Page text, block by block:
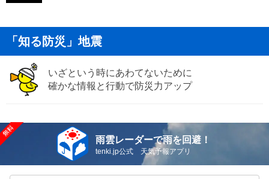
「知る防災」地震
いざという時にあわてないために
確かな情報と行動で防災力アップ
雨雲レーダーで雨を回避！
tenki.jp公式 天気予報アプリ